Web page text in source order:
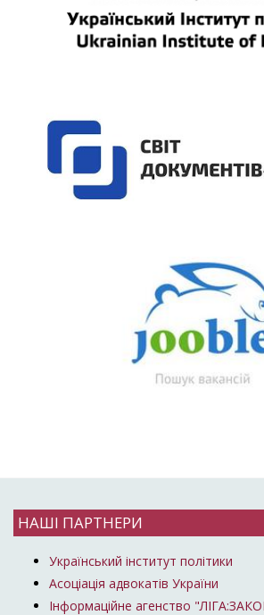
НАШІ ПАРТНЕРИ
Український інститут політики
Асоціація адвокатів України
Інформаційне агенство